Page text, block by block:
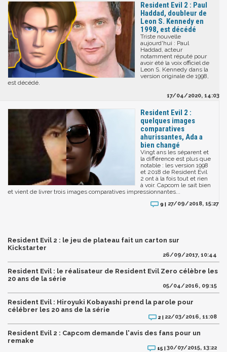
Resident Evil 2 : Paul
Haddad, doubleur de
Leon S. Kennedy en
1998, est décédé
Triste nouvelle
aujourd'hui : Paul
Haddad, acteur
notamment réputé pour
avoir été la voix officiel de
Leon S. Kennedy dans la
version originale de 1998,
est décédé.
17/04/2020, 14:03
Resident Evil 2 :
quelques images
comparatives
ahurissantes, Ada a
bien changé
Vingt ans les séparent et
la différence est plus que
notable : les version 1998
et 2018 de Resident Evil
2 ont à la fois tout et rien
à voir. Capcom le sait bien
et vient de livrer trois images comparatives impressionnantes...
9 | 27/09/2018, 15:27
Resident Evil 2 : le jeu de plateau fait un carton sur
Kickstarter
26/09/2017, 10:44
Resident Evil : le réalisateur de Resident Evil Zero célèbre les
20 ans de la série
05/04/2016, 09:15
Resident Evil : Hiroyuki Kobayashi prend la parole pour
célébrer les 20 ans de la série
2 | 22/03/2016, 11:08
Resident Evil 2 : Capcom demande l'avis des fans pour un
remake
15 |30/07/2015, 13:22